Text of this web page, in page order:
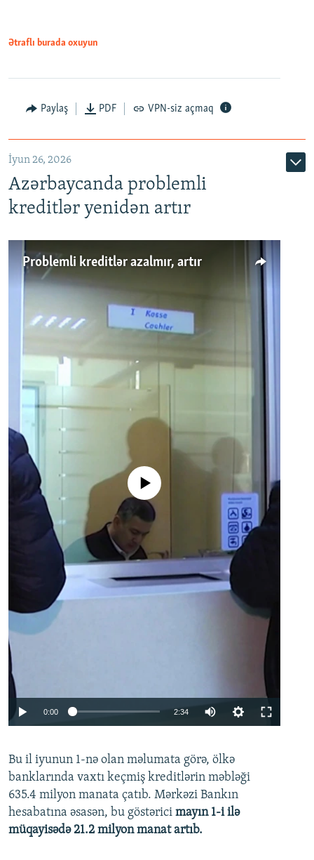
Auto 240p 360p 480p
720p 1080p
Ətraflı burada oxuyun
Paylaş PDF VPN-siz açmaq
İyun 26, 2026
Azərbaycanda problemli
kreditlər yenidən artır
Problemli kreditlər azalmır, artır
No media source currently available
0:00 2:34
360p
480p
720p
Bu il iyunun 1-nə olan məlumata görə, ölkə
banklarında vaxtı keçmiş kreditlərin məbləği
635.4 milyon manata çatıb. Mərkəzi Bankın
hesabatına əsasən, bu göstərici mayın 1-i ilə
müqayisədə 21.2 milyon manat artıb.